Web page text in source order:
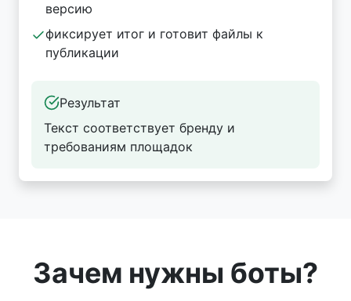
версию
фиксирует итог и готовит файлы к
публикации
Результат
Текст соответствует бренду и
требованиям площадок
Зачем нужны боты?